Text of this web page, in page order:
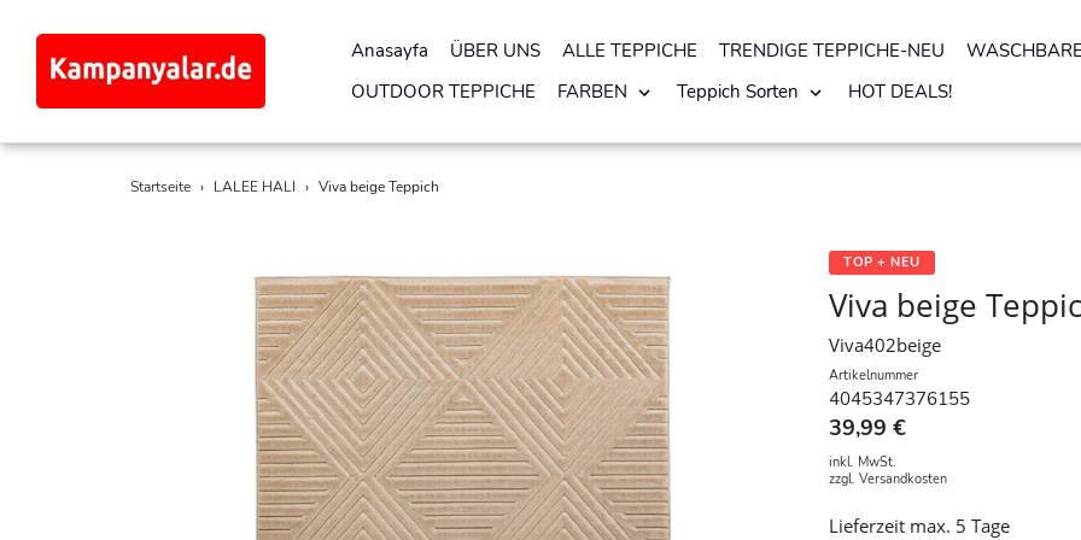
Anasayfa ÜBER UNS ALLE TEPPICHE TRENDIGE TEPPICHE-NEU
OUTDOOR TEPPICHE
FARBEN Teppich Sorten HOT DEALS!
Startseite › LALEE HALI › Viva beige Teppich
TOP + NEU
Viva beige
Viva402beige
Artikelnummer
4045347376155
39,99 €
inkl. MwSt.
zzgl. Versandkosten
Lieferzeit max. 5 Tage